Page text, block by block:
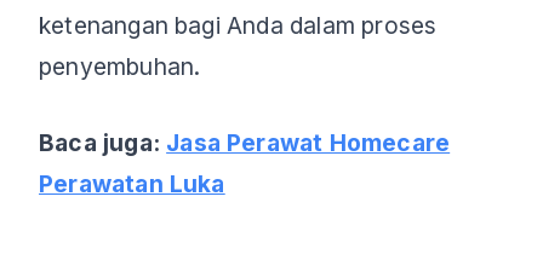
ketenangan bagi Anda dalam proses
penyembuhan.
Baca juga: Jasa Perawat Homecare
Perawatan Luka